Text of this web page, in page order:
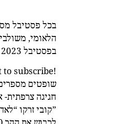
בכל פסטיבל
הלאומי,
בפסטיבל 2023
subscribe!
שופטים מספרים 75 שנות עצמאות במשפט
חגיגה צרפתית-
קובי זרקו “לאדינוסטלגיה”